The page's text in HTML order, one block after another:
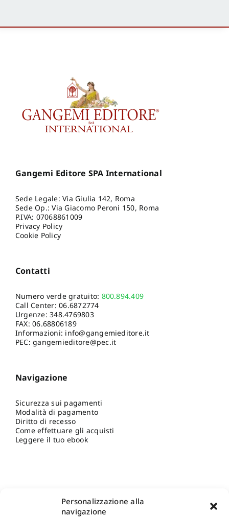
Personalizzazione alla
navigazione
Gangemi Editore SPA International
Sede Legale: Via Giulia 142, Roma
Sede Op.: Via Giacomo Peroni 150, Roma
P.IVA: 07068861009
Privacy Policy
Cookie Policy
Contatti
Numero verde gratuito: 800.894.409
Call Center:06.6872774
Urgenze:348.4769803
FAX: 06.68806189
Informazioni: info@gangemieditore.it
PEC: gangemieditore@pec.it
Navigazione
Sicurezza sui pagamenti
Modalità di pagamento
Diritto di recesso
Come effettuare gli acquisti
Leggere il tuo ebook